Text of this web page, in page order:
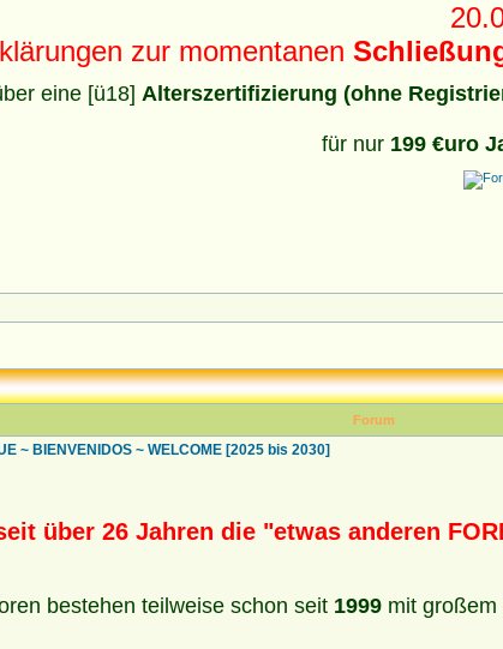
zur momentanen
eine [ü18] Alterszertifizierung (ohne
für nur 199 €uro
Forum
~ BIENVENIDOS ~ WELCOME [2025 bis 2030]
über 26 Jahren die "etwas anderen
bestehen teilweise schon seit 1999 mit großem